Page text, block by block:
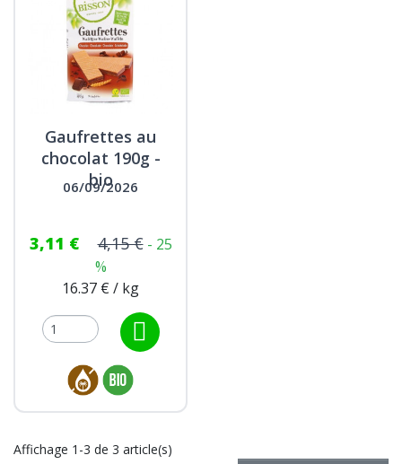
Gaufrettes au
chocolat 190g -
bio
06/09/2026
3,11 € 4,15 € - 25
%
16.37 € / kg
Affichage 1-3 de 3 article(s)